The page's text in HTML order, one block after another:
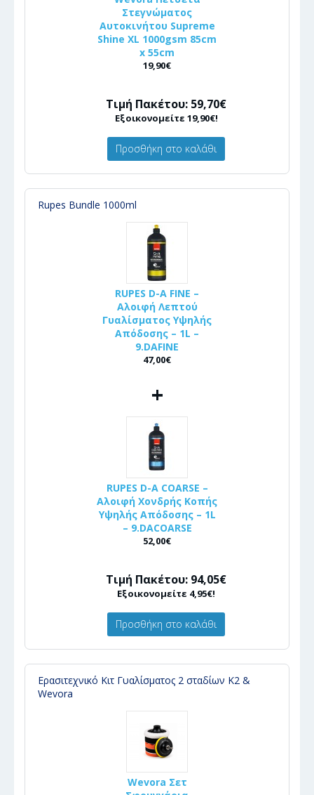
Στεγνώματος
Αυτοκινήτου Supreme
Shine XL 1000gsm 85cm
x 55cm
19,90€
Τιμή Πακέτου: 59,70€
Εξοικονομείτε 19,90€!
Προσθήκη στο καλάθι
Rupes Bundle 1000ml
RUPES D-A FINE –
Αλοιφή Λεπτού
Γυαλίσματος Υψηλής
Απόδοσης – 1L –
9.DAFINE
47,00€
+
RUPES D-A COARSE –
Αλοιφή Χονδρής Κοπής
Υψηλής Απόδοσης – 1L
– 9.DACOARSE
52,00€
Τιμή Πακέτου: 94,05€
Εξοικονομείτε 4,95€!
Προσθήκη στο καλάθι
Ερασιτεχνικό Κιτ Γυαλίσματος 2 σταδίων K2 &
Wevora
Wevora Σετ